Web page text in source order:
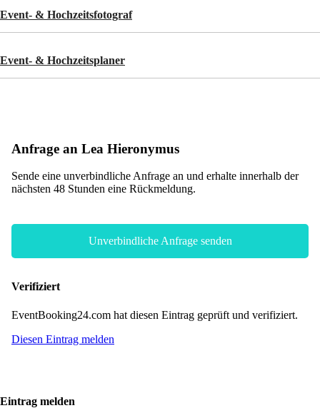
Event- & Hochzeitsfotograf
Event- & Hochzeitsplaner
Anfrage an Lea Hieronymus
Sende eine unverbindliche Anfrage an und erhalte innerhalb der
nächsten 48 Stunden eine Rückmeldung.
Unverbindliche Anfrage senden
Verifiziert
EventBooking24.com hat diesen Eintrag geprüft und verifiziert.
Diesen Eintrag melden
Eintrag melden